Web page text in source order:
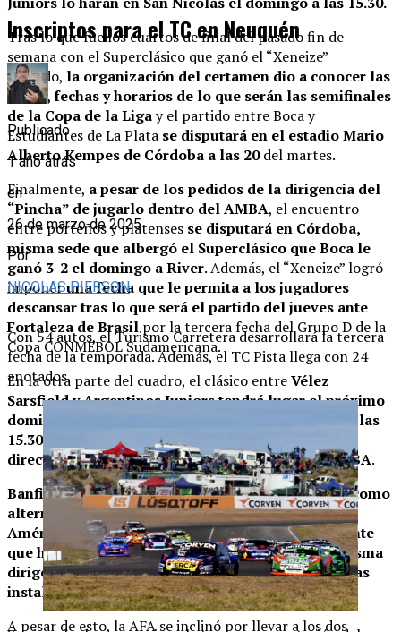
Tras lo que fue los cuartos de final del pasado fin de
semana con el Superclásico que ganó el “Xeneize”
incluido, la organización del certamen dio a conocer las
sedes, fechas y horarios de lo que serán las semifinales
de la Copa de la Ligay el partido entre Boca y
Estudiantes de La Plata se disputará en el estadio Mario
Alberto Kempes de Córdoba a las 20 del martes.
Finalmente, a pesar de los pedidos de la dirigencia del
“Pincha” de jugarlo dentro del AMBA, el encuentro
entre porteños y platenses se disputará en Córdoba,
misma sede que albergó el Superclásico que Boca le
ganó 3-2 el domingo a River. Además, el “Xeneize” logró
imponeruna fecha que le permita a los jugadores
descansar tras lo que será el partido del jueves ante
Fortaleza de Brasilpor la tercera fecha del Grupo D de la
Copa CONMEBOL Sudamericana.
En la otra parte del cuadro, el clásico entreVélez
Sarsfield y Argentinos Juniors tendrá lugar el próximo
domingo en el estadio Único de San Nicolás desde las
15.30
insistentes gestiones de ambas
directivas para que el partido se dispute en el AMBA.
Banfield, Huracán y Racingse habían presentado como
alternativaspero fueel estadio Libertadores de
América – Ricardo Enrique Bochini de Independiente
que había tomado fuerzapara ser sede ya quela misma
dirigencia del club de Avellaneda había ofrecido las
instalaciones.
A pesar de esto, la AFA se inclinó por llevar a los dos
Inscriptos para el TC en Neuquén
Publicado
1 año atrás
en
26 de marzo de 2025
Por
NICOLAS PIERSON
Con 54 autos, el Turismo Carretera desarrollará la tercera
fecha de la temporada. Además, el TC Pista llega con 24
anotados.